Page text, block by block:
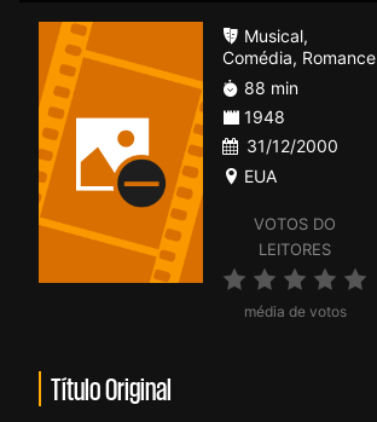
VOTOS DO
LEITORES
média de votos
Musical,
Comédia, Romance
88 min
1948
31/12/2000
EUA
Título Original